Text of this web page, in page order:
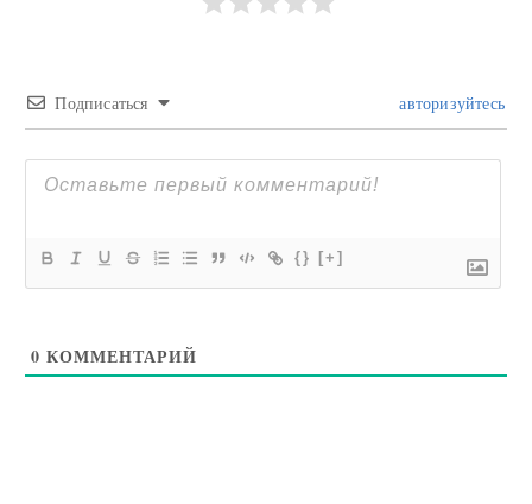
Подписаться авторизуйтесь
{} [+]
0 КОММЕНТАРИЙ